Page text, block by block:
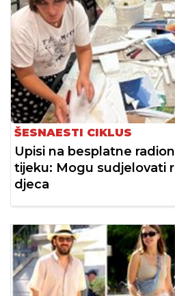
ŠESNAESTI CIKLUS
Upisi na besplatne
tijeku: Mogu sudjelovati
djeca